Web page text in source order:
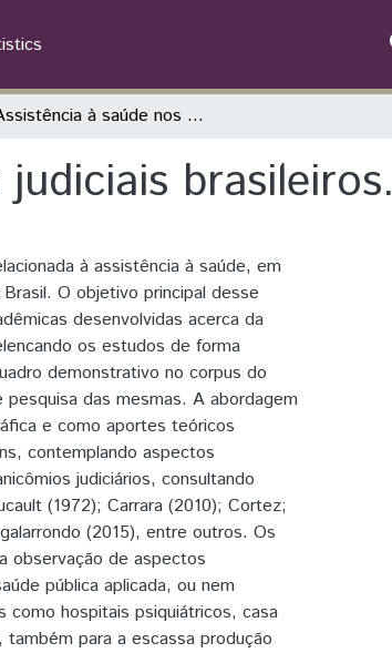
Assistência à saúde nos manicômios judiciais brasileiros.
brasileiros.
à assistência à saúde, em
O objetivo principal desse
desenvolvidas acerca da
os estudos de forma
demonstrativo no corpus do
das mesmas. A abordagem
e como aportes teóricos
contemplando aspectos
judiciários, consultando
(1972); Carrara (2010); Cortez;
(2015), entre outros. Os
observação de aspectos
pública aplicada, ou nem
como hospitais psiquiátricos, casa
para a escassa produção